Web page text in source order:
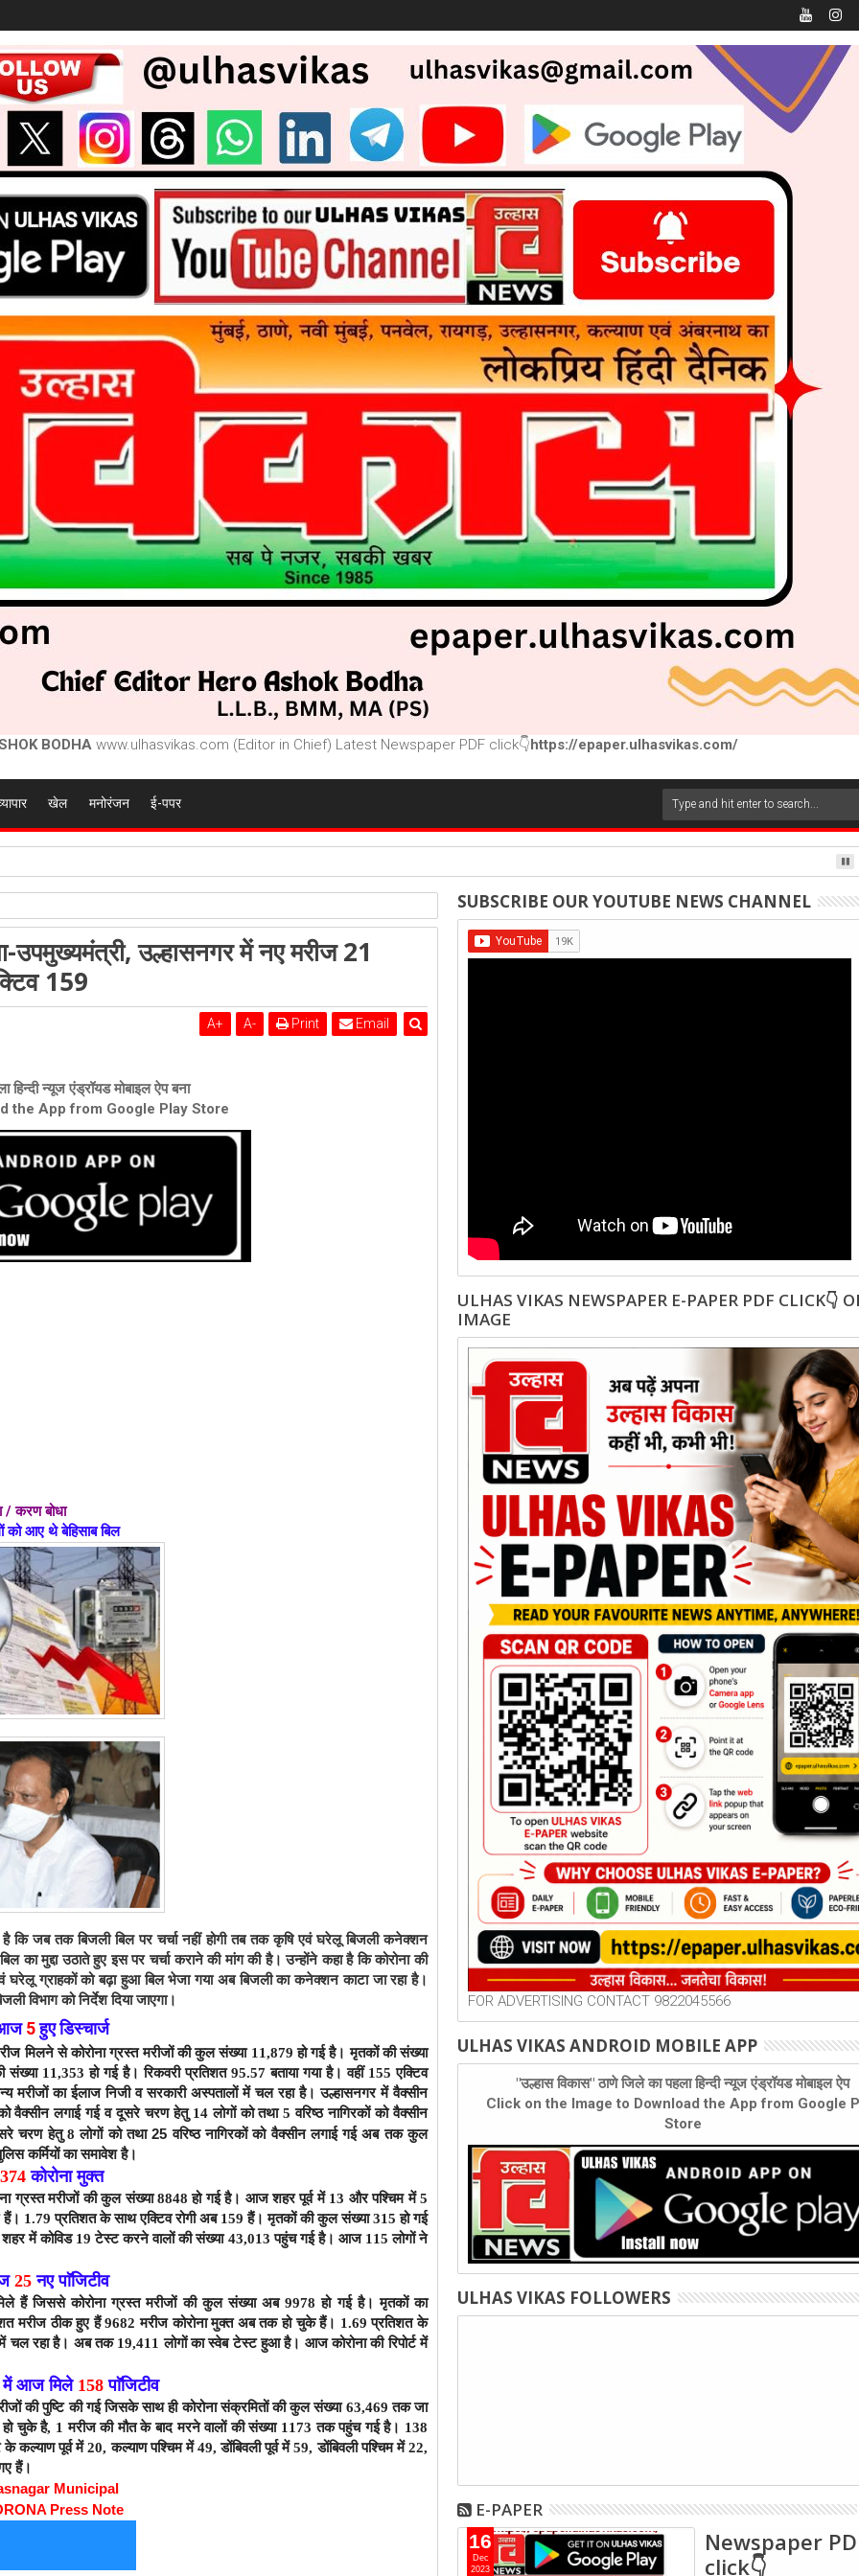
BODHA www.ulhasvikas.com (Editor in Chief) Latest Newspaper PDF click👇https://epaper.ulhasvikas.com/
खेल मनोरंजन ई-पपर
लुंड
155, अंबरनाथ में नए मरीज 18, एक्टिव 159उल्हासनगर में नए मरीज 21
159
A+ A- Print Email
हिन्दी न्यूज एंड्रॉयड मोबाइल ऐप बना
the App from Google Play Store
/ करण बोधा
को आए थे बेहिसाब बिल
जब तक बिजली बिल पर चर्चा नहीं होगी तब तक कृषि एवं घरेलू बिजली कनेक्शन
का मुद्दा उठाते हुए इस पर चर्चा कराने की मांग की है। उन्होंने कहा है कि कोरोना की
घरेलू ग्राहकों को बढ़ा हुआ बिल भेजा गया अब बिजली का कनेक्शन काटा जा रहा है।
विभाग को निर्देश दिया जाएगा।
आज 5हुए डिस्चार्ज
मिलने से कोरोना ग्रस्त मरीजों की कुल संख्या 11,879 हो गई है। मृतकों की संख्या
संख्या 11,353 हो गई है। रिकवरी प्रतिशत 95.57 बताया गया है। वहीं155 एक्टिव
का ईलाज निजी व सरकारी अस्पतालों में चल रहा है।उल्हासनगर में वैक्सीन
लगाई गई व दूसरे चरण हेतु 14 लोगों को तथा 5 वरिष्ठ नागिरकों को वैक्सीन
चरण हेतु 8 लोगों कोतथा 25 वरिष्ठ नागिरकों कोवैक्सीन लगाई गईअब तक कुल
कर्मियों का समावेश है।
कोरोना मुक्त
ग्रस्त मरीजों की कुल संख्या 8848 हो गई है। आज शहर पूर्व में 13 और पश्चिम में 5
हैं। 1.79 प्रतिशत के साथ एक्टिव रोगी अब 159 हैं। मृतकों की कुल संख्या 315 हो गई
में कोविड 19 टेस्ट करने वालों की संख्या 43,013 पहुंच गई है। आज 115 लोगों ने
25 नए पाॅजिटीव
हैं जिससे कोरोना ग्रस्त मरीजों की कुल संख्या अब 9978 होगई है। मृतकों का
मरीज ठीक हुए हैं 9682मरीज कोरोना मुक्त अब तक हो चुके हैं। 1.69प्रतिशत के
में चल रहा है। अब तक 19,411लोगों का स्वेब टेस्ट हुआ है। आज कोरोनाकी रिपोर्ट में
में आज मिले 158 पाॅजिटीव
की पुष्टि की गई जिसके साथ ही कोरोना संक्रमितों की कुल संख्या 63,469तक जा
हो चुके है, 1 मरीज की मौत के बाद मरने वालों की संख्या 1173 तक पहुंच गई है। 138
के कल्याण पूर्व में 20, कल्याण पश्चिम में 49, डोंबिवली पूर्व में 59, डोंबिवली पश्चिम में 22,
हैं।
Municipal
Press Note
SUBSCRIBE OUR YOUTUBE NEWS CHANNEL
ULHAS VIKAS NEWSPAPER E-PAPER PDF CLICK👇
IMAGE
FOR ADVERTISING CONTACT 9822045566
ULHAS VIKAS ANDROID MOBILE APP
"उल्हास विकास" ठाणे जिले का पहला हिन्दी न्यूज एंड्रॉयड मोबाइल ऐप
Click on the Image to Download the App from Google
Store
ULHAS VIKAS FOLLOWERS
E-PAPER
16
Dec
2023
Newspaper
click👇